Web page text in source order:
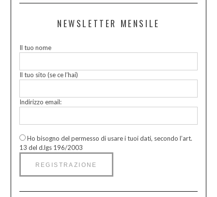
NEWSLETTER MENSILE
Il tuo nome
Il tuo sito (se ce l’hai)
Indirizzo email:
Ho bisogno del permesso di usare i tuoi dati, secondo l’art.
13 del d.lgs 196/2003